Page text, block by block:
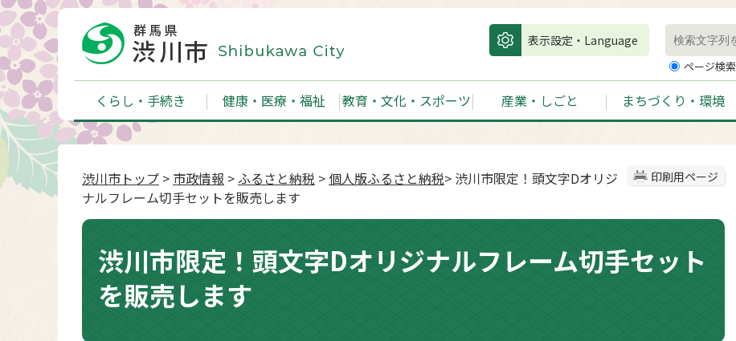
表示設定・Language
ページ検索
くらし・手続き 健康・医療・福祉 教育・文化・スポーツ 産業・しごと まちづくり・環境
印刷用ページ
渋川市トップ > 市政情報 >ふるさと納税 > 個人版ふるさと納税> 渋川市限定！頭文字Dオリジ
ナルフレーム切手セットを販売します
渋川市限定！頭文字Dオリジナルフレーム切手セット
を販売します